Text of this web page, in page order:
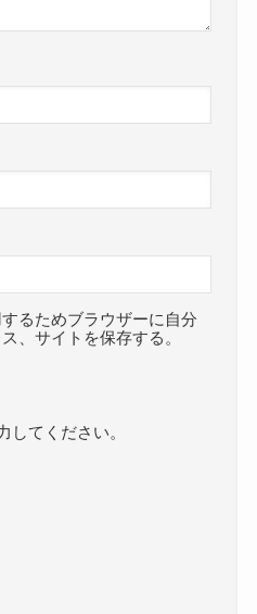
るためブラウザーに自分
、サイトを保存する。
してください。